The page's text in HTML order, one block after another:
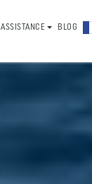
ASSISTANCE BLOG